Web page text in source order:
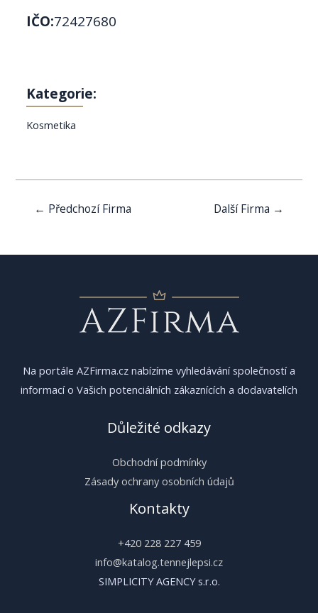
IČO:72427680
Kategorie:
Kosmetika
Navigace
← Předchozí Firma Další Firma →
Na portále AZFirma.cz nabízíme vyhledávání společností a
informací o Vašich potenciálních zákaznících a dodavatelích
Důležité odkazy
Obchodní podmínky
Zásady ochrany osobních údajů
Kontakty
+420 228 227 459
info@katalog.tennejlepsi.cz
SIMPLICITY AGENCY s.r.o.